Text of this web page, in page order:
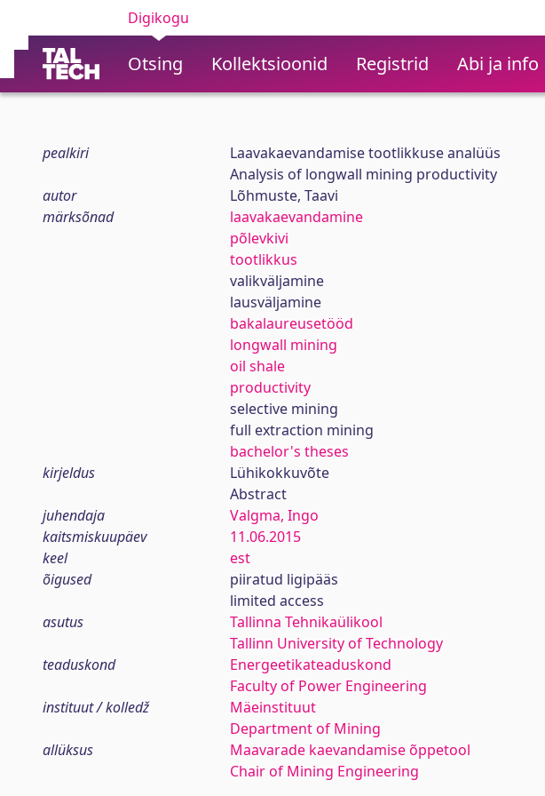
Digikogu
Otsing Kollektsioonid Registrid Abi ja info
pealkiri
Laavakaevandamise tootlikkuse analüüs
Analysis of longwall mining productivity
autor
Lõhmuste, Taavi
märksõnad
laavakaevandamine
põlevkivi
tootlikkus
valikväljamine
lausväljamine
bakalaureusetööd
longwall mining
oil shale
productivity
selective mining
full extraction mining
bachelor's theses
kirjeldus
Lühikokkuvõte
Abstract
juhendaja
Valgma, Ingo
kaitsmiskuupäev
11.06.2015
keel
est
õigused
piiratud ligipääs
limited access
asutus
Tallinna Tehnikaülikool
Tallinn University of Technology
teaduskond
Energeetikateaduskond
Faculty of Power Engineering
instituut / kolledž
Mäeinstituut
Department of Mining
allüksus
Maavarade kaevandamise õppetool
Chair of Mining Engineering